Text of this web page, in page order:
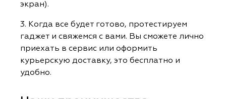
экран).
3. Когда все будет готово, протестируем
гаджет и свяжемся с вами. Вы сможете лично
приехать в сервис или оформить
курьерскую доставку, это бесплатно и
удобно.